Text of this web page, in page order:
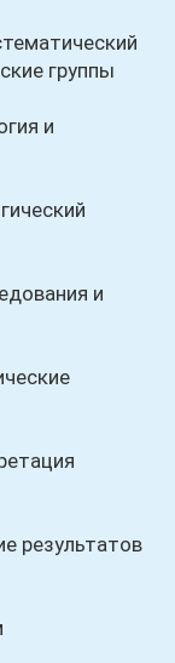
группы
и
и
результатов